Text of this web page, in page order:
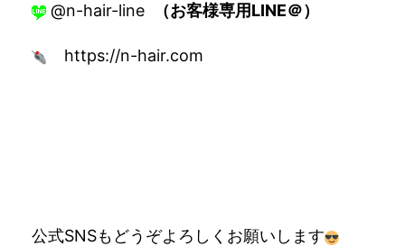
@n-hair-line （お客様専用LINE＠）
https://n-hair.com
公式SNSもどうぞよろしくお願いします